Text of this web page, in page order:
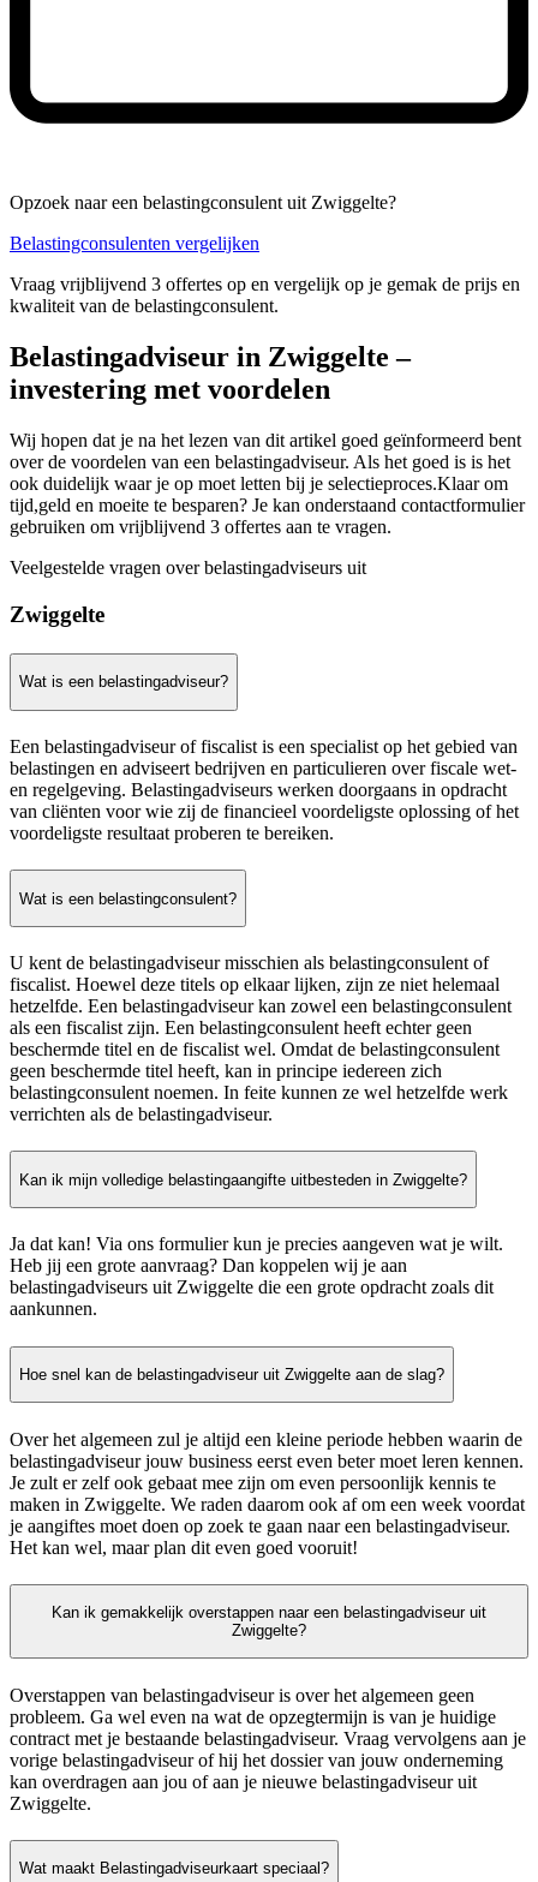
Opzoek naar een belastingconsulent uit Zwiggelte?
Belastingconsulenten vergelijken
Vraag vrijblijvend 3 offertes op en vergelijk op je gemak de prijs en
kwaliteit van de belastingconsulent.
Belastingadviseur in Zwiggelte –
investering met voordelen
Wij hopen dat je na het lezen van dit artikel goed geïnformeerd bent
over de voordelen van een belastingadviseur. Als het goed is is het
ook duidelijk waar je op moet letten bij je selectieproces.Klaar om
tijd,geld en moeite te besparen? Je kan onderstaand contactformulier
gebruiken om vrijblijvend 3 offertes aan te vragen.
Veelgestelde vragen over belastingadviseurs uit
Zwiggelte
Wat is een belastingadviseur?
Een belastingadviseur of fiscalist is een specialist op het gebied van
belastingen en adviseert bedrijven en particulieren over fiscale wet-
en regelgeving. Belastingadviseurs werken doorgaans in opdracht
van cliënten voor wie zij de financieel voordeligste oplossing of het
voordeligste resultaat proberen te bereiken.
Wat is een belastingconsulent?
U kent de belastingadviseur misschien als belastingconsulent of
fiscalist. Hoewel deze titels op elkaar lijken, zijn ze niet helemaal
hetzelfde. Een belastingadviseur kan zowel een belastingconsulent
als een fiscalist zijn. Een belastingconsulent heeft echter geen
beschermde titel en de fiscalist wel. Omdat de belastingconsulent
geen beschermde titel heeft, kan in principe iedereen zich
belastingconsulent noemen. In feite kunnen ze wel hetzelfde werk
verrichten als de belastingadviseur.
Kan ik mijn volledige belastingaangifte uitbesteden in Zwiggelte?
Ja dat kan! Via ons formulier kun je precies aangeven wat je wilt.
Heb jij een grote aanvraag? Dan koppelen wij je aan
belastingadviseurs uit Zwiggelte die een grote opdracht zoals dit
aankunnen.
Hoe snel kan de belastingadviseur uit Zwiggelte aan de slag?
Over het algemeen zul je altijd een kleine periode hebben waarin de
belastingadviseur jouw business eerst even beter moet leren kennen.
Je zult er zelf ook gebaat mee zijn om even persoonlijk kennis te
maken in Zwiggelte. We raden daarom ook af om een week voordat
je aangiftes moet doen op zoek te gaan naar een belastingadviseur.
Het kan wel, maar plan dit even goed vooruit!
Kan ik gemakkelijk overstappen naar een belastingadviseur uit
Zwiggelte?
Overstappen van belastingadviseur is over het algemeen geen
probleem. Ga wel even na wat de opzegtermijn is van je huidige
contract met je bestaande belastingadviseur. Vraag vervolgens aan je
vorige belastingadviseur of hij het dossier van jouw onderneming
kan overdragen aan jou of aan je nieuwe belastingadviseur uit
Zwiggelte.
Wat maakt Belastingadviseurkaart speciaal?